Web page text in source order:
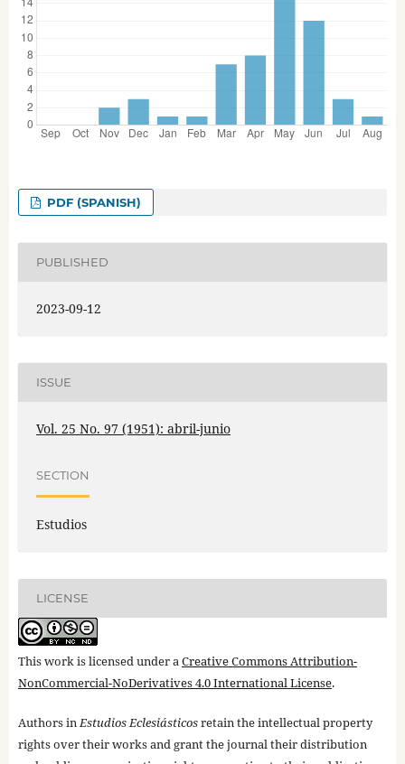
PDF (SPANISH)
PUBLISHED
2023-09-12
ISSUE
Vol. 25 No. 97 (1951): abril-junio
SECTION
Estudios
LICENSE
This work is licensed under aCreative Commons Attribution-
NonCommercial-NoDerivatives 4.0 International License.
Authors inEstudios Eclesiásticosretain the intellectual property
rights over their works and grant the journal their distribution